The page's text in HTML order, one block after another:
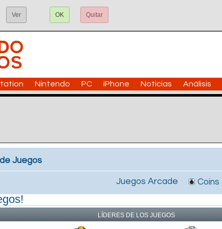
Ver OK Quitar
Nintendo PC iPhone Noticias Análisis
Juegos
Juegos Arcade Coins
LÍDERES DE LOS JUEGOS